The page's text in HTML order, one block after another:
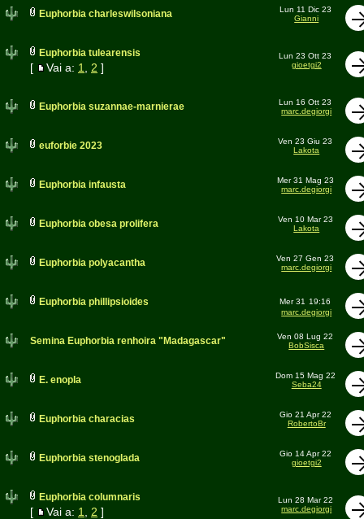
Euphorbia charleswilsoniana
Lun 11 Dic 23
Gianni
Euphorbia tulearensis
[ Vai a: 1 2 ]
Lun 23 Ott 23
gioetgi2
Euphorbia suzannae-marnierae
Lun 16 Ott 23
marc.degiorgi
euforbie 2023
Ven 23 Giu 23
Lakota
Euphorbia infausta
Mer 31 Mag 23
marc.degiorgi
Euphorbia obesa prolifera
Ven 10 Mar 23
Lakota
Euphorbia polyacantha
Ven 27 Gen 23
marc.degiorgi
Euphorbia phillipsioides Mer 31
19:16
marc.degiorgi
Semina Euphorbia renhoira "Madagascar"
Ven 08 Lug 22
BobSisca
E. enopla
Dom 15 Mag 22
Seba24
Euphorbia characias
Gio 21 Apr 22
RobertoBr
Euphorbia stenoglada
Gio 14 Apr 22
gioetgi2
Euphorbia columnaris
[ Vai a: 1 2 ]
Lun 28 Mar 22
marc.degiorgi